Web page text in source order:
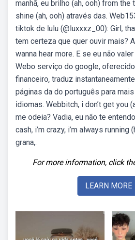
manhã, eu brilho (ah, ooh) from
shine (ah, ooh) através das.
tiktok de lulu (@luxxxz_00): Girl,
tem certeza que quer ouvir mais?
wanna hear more. E se eu não
Webo serviço do google,
financeiro, traduz
páginas da do português para
idiomas. Webbitch, i don’t get you
me odeia? Vadia, eu não te
cash, i’m crazy, i’m always running
grana,.
For more information, click
LEARN MORE